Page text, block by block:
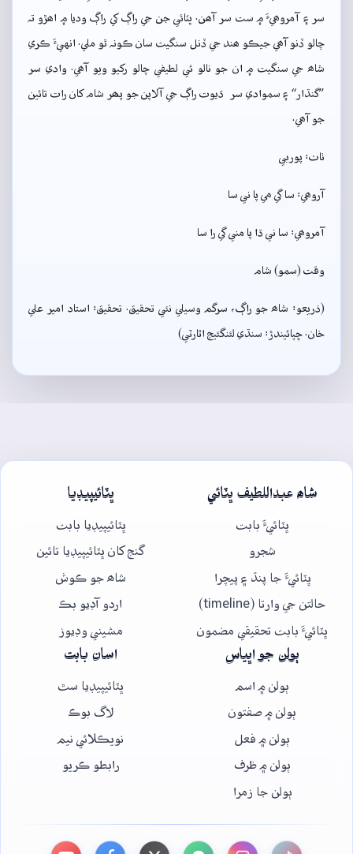
سر ۽ آمروھيءَ ۾ ست سر آھن. ڀٽائي جن جي راڳ کي راڳ وديا ۾ اھڙو تہ
چالو ڏنو آھي جيڪو ھند جي ڏنل سنگيت سان ڪونہ ٿو ملي. انهيءَ ڪري
شاھ جي سنگيت ۾ ان جو نالو ئي لطيفي چالو رکيو ويو آھي. وادي سر
”گنڌار“ ۽ سموادي سر ڌيوت راڳ جي آلاپن جو پھر شام کان رات تائين
جو آھي.
ٺاٺ: پوربي
آروھي: سا گي مي پا ني سا
آمروھي: سا ني ڌا پا مني گي را سا
وقت (سمو) شام
(ذريعو: شاھ جو راڳ، سرگم وسيلي نئي تحقيق. تحقيق: استاد امير علي
خان. ڇپائيندڙ: سنڌي لئنگئيج اٿارٽي)
شاھ عبداللطيف ڀٽائي
ڀٽائيءَ بابت
شجرو
ڀٽائيءَ جا پنڌ ۽ پيچرا
حالتن جي وارتا (timeline)
ڀٽائيءَ بابت تحقيقي مضمون
ڀٽائيپيڊيا
ڀٽائيپيڊيا بابت
گنج کان ڀٽائيپيڊيا تائين
شاھ جو ڪوش
اردو آڊيو بڪ
مشيني وڊيوز
ٻولن جو اڀياس
ٻولن ۾ اسم
ٻولن ۾ صفتون
ٻولن ۾ فعل
ٻولن ۾ ظرف
ٻولن جا زمرا
اسان بابت
ڀٽائيپيڊيا سٿ
لاگ بوڪ
نويڪلائي نيم
رابطو ڪريو